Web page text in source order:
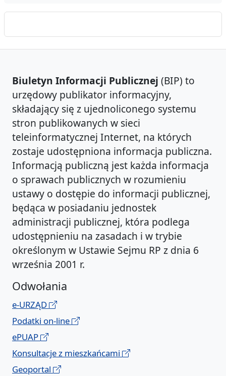
Biuletyn Informacji Publicznej (BIP) to
urzędowy publikator informacyjny,
składający się z ujednoliconego systemu
stron publikowanych w sieci
teleinformatycznej Internet, na których
zostaje udostępniona informacja publiczna.
Informacją publiczną jest każda informacja
o sprawach publicznych w rozumieniu
ustawy o dostępie do informacji publicznej,
będąca w posiadaniu jednostek
administracji publicznej, która podlega
udostępnieniu na zasadach i w trybie
określonym w Ustawie Sejmu RP z dnia 6
września 2001 r.
Odwołania
e-URZĄD
Podatki on-line
ePUAP
Konsultacje z mieszkańcami
Geoportal